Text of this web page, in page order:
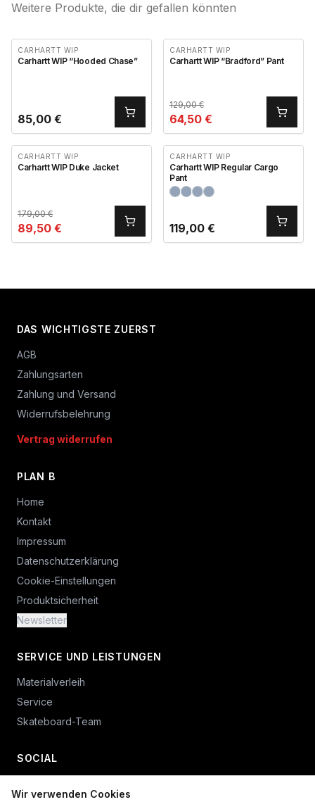
Wir verwenden Cookies
Weitere Produkte, die dir gefallen könnten
CARHARTT WIP
Carhartt WIP “Hooded Chase”
85,00 €
CARHARTT WIP
Carhartt WIP “Bradford” Pant
129,00€
64,50 €
CARHARTT WIP
Carhartt WIP Duke Jacket
179,00€
89,50 €
CARHARTT WIP
Carhartt WIP Regular Cargo
Pant
119,00 €
DAS WICHTIGSTE ZUERST
AGB
Zahlungsarten
Zahlung und Versand
Widerrufsbelehrung
Vertrag widerrufen
PLAN B
Home
Kontakt
Impressum
Datenschutzerklärung
Cookie-Einstellungen
Produktsicherheit
Newsletter
SERVICE UND LEISTUNGEN
Materialverleih
Service
Skateboard-Team
SOCIAL